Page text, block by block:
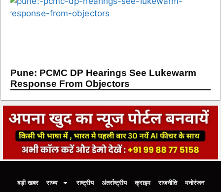
Pune: PCMC DP Hearings See Lukewarm
Response From Objectors
बड़ी खबर राज्य राष्ट्रीय अंतर्राष्ट्रीय क्राइम राजनीति मनोरंजन